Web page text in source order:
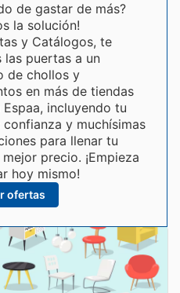
de gastar de más?
la solución!
y Catálogos, te
las puertas a un
de chollos y
en más de tiendas
incluyendo tu
confianza y muchísimas
para llenar tu
precio. ¡Empieza
hoy mismo!
ofertas